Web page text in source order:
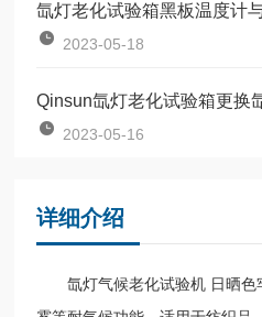
氙灯老化试验箱黑板温度计
2023-05-18
Qinsun氙灯老化试验箱更换
2023-05-16
详细介绍
氙灯气候老化试验机 日晒色